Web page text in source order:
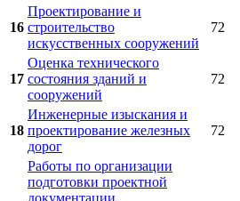
16
Проектирование и
строительство
искусственных сооружений
72
17
Оценка технического
состояния зданий и
сооружений
72
18
Инженерные изыскания и
проектирование железных
дорог
72
Работы по организации
подготовки проектной
документации,